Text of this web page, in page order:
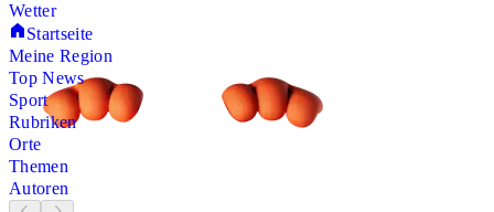
Wetter
Startseite
Meine Region
Top News
Sport
Rubriken
Orte
Themen
Autoren